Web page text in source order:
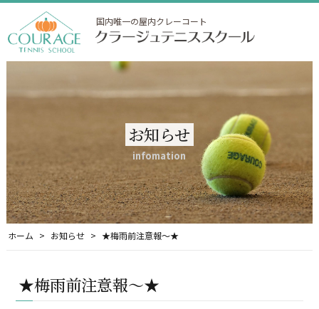
国内唯一の屋内クレーコート
お知らせ
infomation
ホーム お知らせ ★梅雨前注意報～★
★梅雨前注意報～★